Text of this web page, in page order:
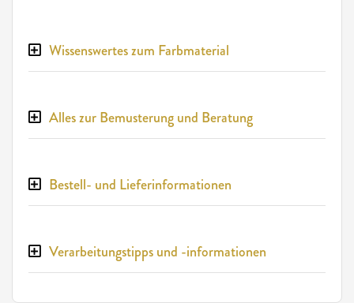
Wissenswertes zum Farbmaterial
Alles zur Bemusterung und Beratung
Bestell- und Lieferinformationen
Verarbeitungstipps und -informationen